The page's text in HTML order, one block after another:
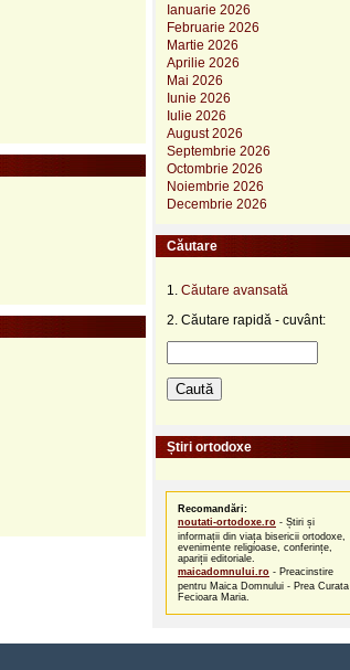
Ianuarie 2026
Februarie 2026
Martie 2026
Aprilie 2026
Mai 2026
Iunie 2026
Iulie 2026
August 2026
Septembrie 2026
Octombrie 2026
Noiembrie 2026
Decembrie 2026
Căutare
1. Căutare avansată
2. Căutare rapidă - cuvânt:
Știri ortodoxe
Recomandări:
noutati-ortodoxe.ro - Știri și
informații din viața bisericii ortodoxe,
evenimente religioase, conferințe,
apariții editoriale.
maicadomnului.ro - Preacinstire
pentru Maica Domnului - Prea Curata
Fecioara Maria.